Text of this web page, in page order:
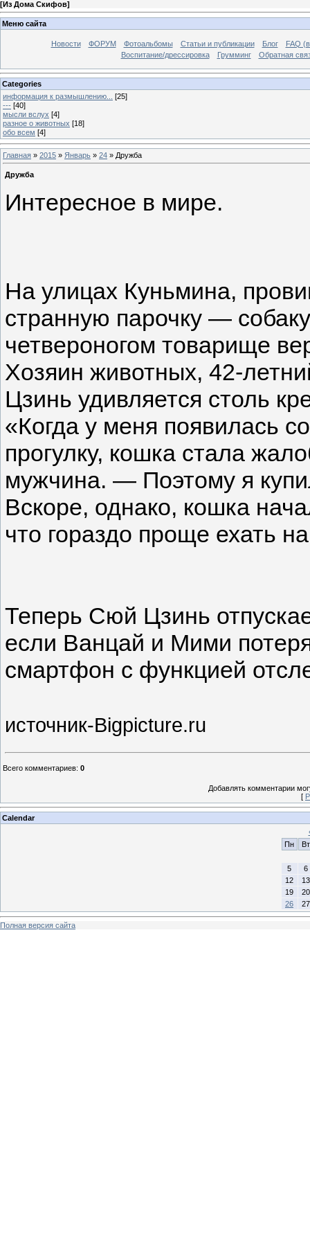
[Из Дома Скифов]
Меню сайта
Новости ФОРУМ Фотоальбомы Статьи и публикации Блог
FAQ
Воспитание/дрессировка
Грумминг Обратная
Categories
информация к размышлению...
[25]
--- [40]
мысли вслух [4]
разное о животных [18]
обо всем [4]
Главная » 2015 » Январь » 24 » Дружба
Дружба
Интересное в мире.
На улицах Куньмина,
странную парочку —
четвероногом товарище
Хозяин животных, 42-
Цзинь удивляется столь
«Когда у меня появилась
прогулку, кошка стала
мужчина. — Поэтому я
Вскоре, однако, кошка
что гораздо проще ехать
Теперь Сюй Цзинь
если Ванцай и Мими
смартфон с функцией
источник-Bigpicture.ru
Всего комментариев: 0
Добавлять комментарии
[
Calendar
Пн
Вт
5
6
12
13
19
20
26
27
Полная версия сайта